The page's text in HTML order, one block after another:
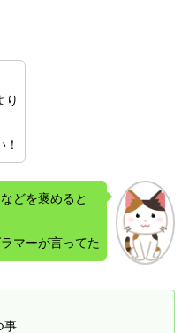
り
どを褒めると
マーが言ってた
事